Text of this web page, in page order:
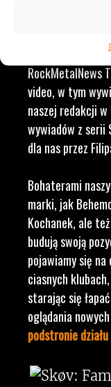
przekrojowo
jak i materiały z
RockMetalNews
video, w tym
naszej redakcji w
wywiadów z serii
dla nas przez
Bohaterami
marki, jak
Kochanek, ale
budują swoją
pojawiamy się
ciasnych
starając się
oglądania
podstronie